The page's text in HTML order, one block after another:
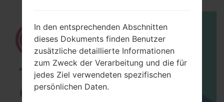
In den entsprechenden Abschnitten
dieses Dokuments finden Benutzer
zusätzliche detaillierte Informationen
zum Zweck der Verarbeitung und die für
jedes Ziel verwendeten spezifischen
persönlichen Daten.